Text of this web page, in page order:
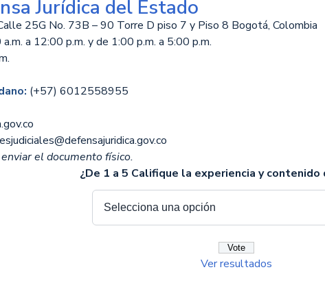
Jurídica del Estado
25G No. 73B – 90 Torre D piso 7 y Piso 8 Bogotá, Colombia
a 12:00 p.m. y de 1:00 p.m. a 5:00 p.m.
(+57) 6012558955
el documento físico.
¿De 1 a 5 Califique la experiencia y contenido
Ver resultados